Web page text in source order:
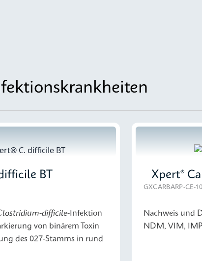
BT
difficile-Infektion
von binärem Toxin
des 027-Stamms in rund
Xpert®
GXCARBARP-CE-10
Nachweis und
NDM, VIM,